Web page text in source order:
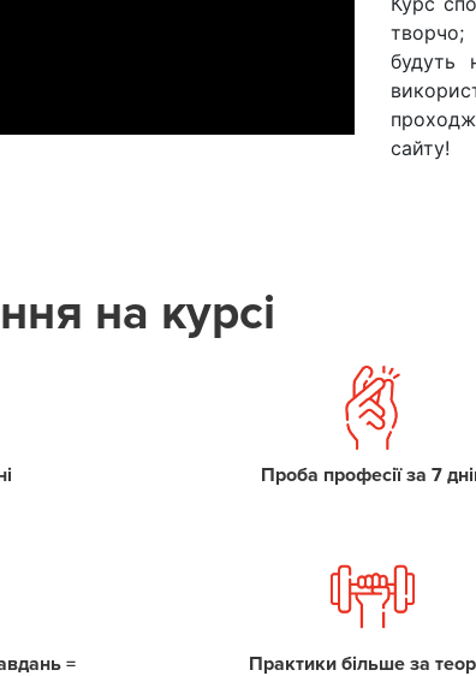
творчо;
будуть
сайту!
на курсі
Проба професії за 7
=
Практики більше за